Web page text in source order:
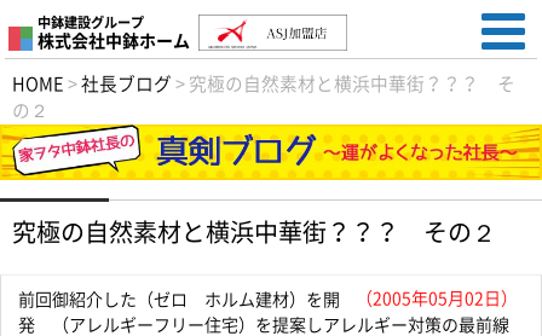
中鉢建設グループ
株式会社中鉢ホーム
HOME > 社長ブログ > 究極の自然素材と横浜中華街？？？ そ
の２
究極の自然素材と横浜中華街？？？ その２
（2005年05月02日）
前回御紹介した（ゼロ ホルム建材）を開
発 （アレルギーフリー住宅）を提案しアレルギー対策の最前線